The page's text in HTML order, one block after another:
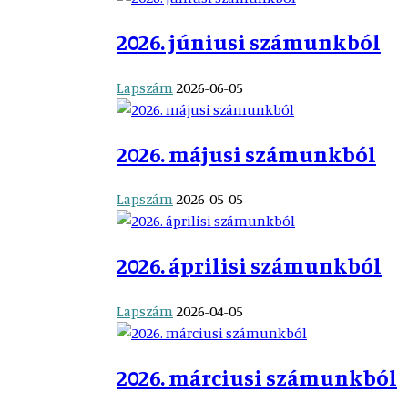
2026. júniusi számunkból
Lapszám 2026-06-05
2026. májusi számunkból
Lapszám2026-05-05
2026. áprilisi számunkból
Lapszám2026-04-05
2026. márciusi számunkból